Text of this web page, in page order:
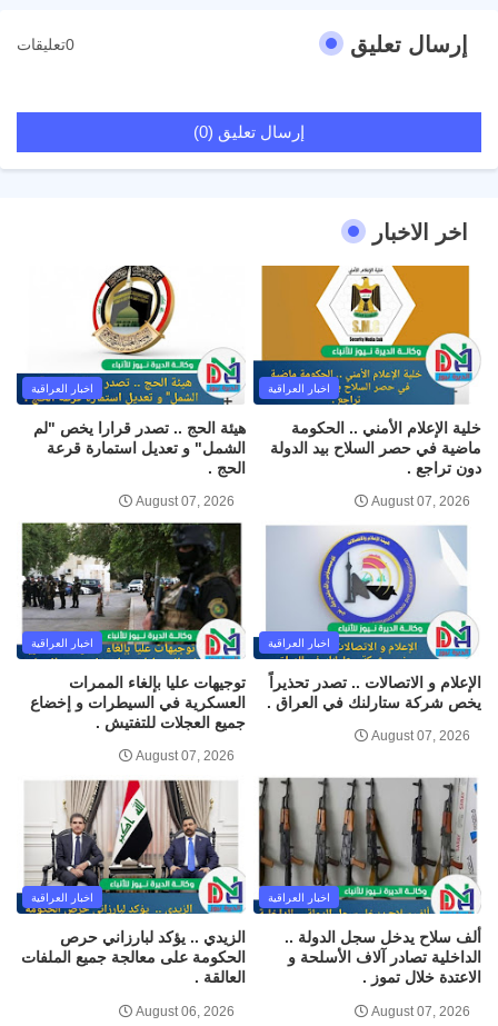
إرسال تعليق 0تعليقات
إرسال تعليق (0)
اخر الاخبار
اخبار العراقية
خلية الإعلام الأمني .. الحكومة
ماضية في حصر السلاح بيد الدولة
دون تراجع .
August 07, 2026
اخبار العراقية
هيئة الحج .. تصدر قرارا يخص "لم
الشمل" و تعديل استمارة قرعة
الحج .
August 07, 2026
اخبار العراقية
الإعلام و الاتصالات .. تصدر تحذيراً
يخص شركة ستارلنك في العراق .
August 07, 2026
اخبار العراقية
توجيهات عليا بإلغاء الممرات
العسكرية في السيطرات و إخضاع
جميع العجلات للتفتيش .
August 07, 2026
اخبار العراقية
ألف سلاح يدخل سجل الدولة ..
الداخلية تصادر آلاف الأسلحة و
الاعتدة خلال تموز .
August 07, 2026
اخبار العراقية
الزيدي .. يؤكد لبارزاني حرص
الحكومة على معالجة جميع الملفات
العالقة .
August 06, 2026